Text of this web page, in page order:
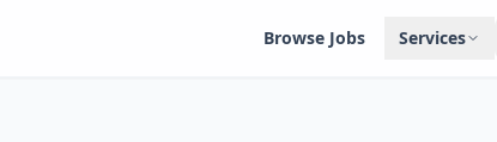
Browse Jobs Services